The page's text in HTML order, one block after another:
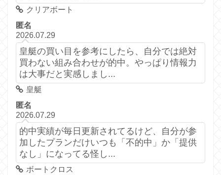
クリアボート
匿名
2026.07.29
皇艇の買い目を参考にしたら、自分では絶対
買わない組み合わせが的中。やっぱり情報力
は大事だと実感しまし...
皇艇
匿名
2026.07.29
的中実績が毎日更新されてるけど、自分が参
加したプランだけいつも「不的中」か「提供
なし」になってる怪し...
ボートクロス